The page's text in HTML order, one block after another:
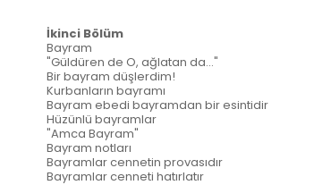
İkinci Bölüm
Bayram
"Güldüren de O, ağlatan da..."
Bir bayram düşlerdim!
Kurbanların bayramı
Bayram ebedi bayramdan bir esintidir
Hüzünlü bayramlar
"Amca Bayram"
Bayram notları
Bayramlar cennetin provasıdır
Bayramlar cenneti hatırlatır